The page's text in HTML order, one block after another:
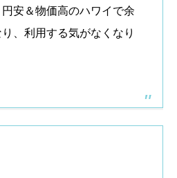
安＆物価高のハワイで余
、利用する気がなくなり